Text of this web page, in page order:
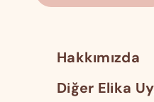
Hakkımızda
Diğer Elika